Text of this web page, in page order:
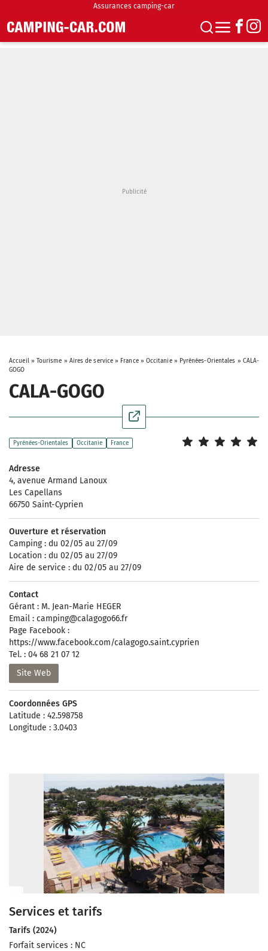
Assurances camping-car
Accueil» Tourisme » Aires de service » France» Occitanie» Pyrénées-Orientales » CALA-
GOGO
CALA-GOGO
Pyrénées-Orientales Occitanie France
Adresse
4, avenue Armand Lanoux
Les Capellans
66750 Saint-Cyprien
Ouverture et réservation
Camping : du 02/05 au 27/09
Location : du 02/05 au 27/09
Aire de service : du 02/05 au 27/09
Contact
Gérant : M. Jean-Marie HEGER
Email : camping@calagogo66.fr
Page Facebook :
https://www.facebook.com/calagogo.saint.cyprien
Tel. : 04 68 21 07 12
Site Web
Coordonnées GPS
Latitude : 42.598758
Longitude : 3.0403
Services et tarifs
Tarifs (2024)
Forfait services : NC